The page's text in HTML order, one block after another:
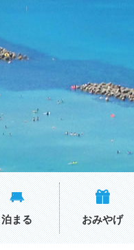
泊まる おみやげ